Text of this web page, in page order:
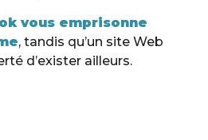
vous emprisonne
, tandis qu’un site Web
d’exister ailleurs.